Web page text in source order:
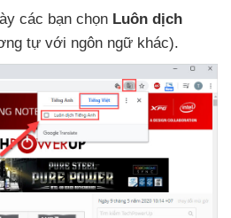
các bạn chọn Luôn dịch
tự với ngôn ngữ khác).